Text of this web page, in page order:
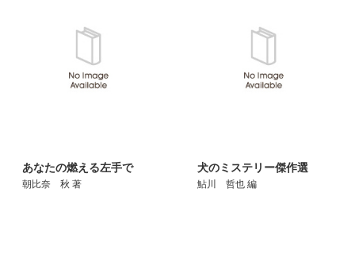
あなたの燃える左手で
朝比奈 秋 著
犬のミステリー傑作選
鮎川 哲也 編